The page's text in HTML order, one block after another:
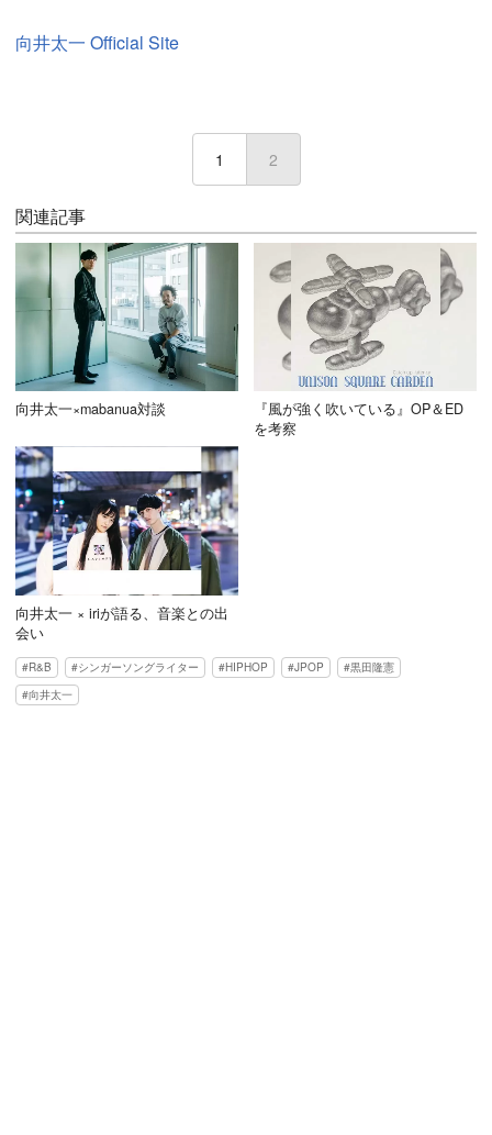
向井太一 Official Site
1 2
関連記事
向井太一×mabanua対談
『風が強く吹いている』OP＆ED
を考察
向井太一 × iriが語る、音楽との出
会い
R&B シンガーソングライター HIPHOP JPOP
黒田隆憲
向井太一